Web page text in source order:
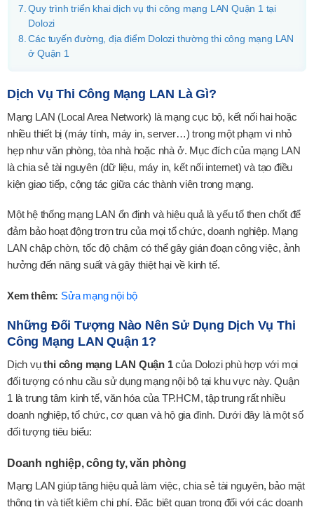
Quy trình triển khai dịch vụ thi công mạng LAN Quận 1 tại
Dolozi
Các tuyến đường, địa điểm Dolozi thường thi công mạng LAN
ở Quận 1
Dịch Vụ Thi Công Mạng LAN Là Gì?
Mạng LAN (Local Area Network) là mạng cục bộ, kết nối hai hoặc
nhiều thiết bị (máy tính, máy in, server…) trong một phạm vi nhỏ
hẹp như văn phòng, tòa nhà hoặc nhà ở. Mục đích của mạng LAN
là chia sẻ tài nguyên (dữ liệu, máy in, kết nối internet) và tạo điều
kiện giao tiếp, cộng tác giữa các thành viên trong mạng.
Một hệ thống mạng LAN ổn định và hiệu quả là yếu tố then chốt để
đảm bảo hoạt động trơn tru của mọi tổ chức, doanh nghiệp. Mạng
LAN chập chờn, tốc độ chậm có thể gây gián đoạn công việc, ảnh
hưởng đến năng suất và gây thiệt hại về kinh tế.
Xem thêm: Sửa mạng nội bộ
Những Đối Tượng Nào Nên Sử Dụng Dịch Vụ Thi
Công Mạng LAN Quận 1?
Dịch vụthi công mạng LAN Quận 1của Dolozi phù hợp với mọi
đối tượng có nhu cầu sử dụng mạng nội bộ tại khu vực này. Quận
1 là trung tâm kinh tế, văn hóa của TP.HCM, tập trung rất nhiều
doanh nghiệp, tổ chức, cơ quan và hộ gia đình. Dưới đây là một số
đối tượng tiêu biểu:
Doanh nghiệp, công ty, văn phòng
Mạng LAN giúp tăng hiệu quả làm việc, chia sẻ tài nguyên, bảo mật
thông tin và tiết kiệm chi phí. Đặc biệt quan trọng đối với các doanh